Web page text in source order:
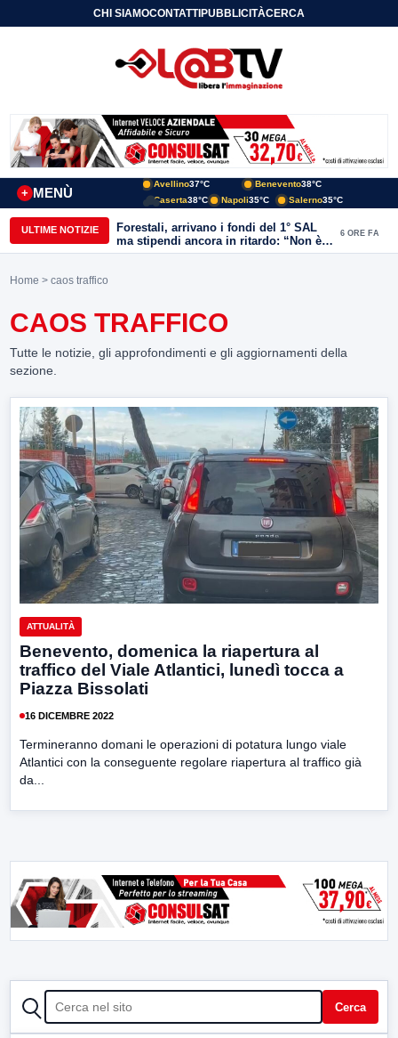
CHI SIAMOCONTATTIPUBBLICITÀCERCA
MENÙ
+
Avellino37°C Benevento38°C
Caserta38°C Napoli35°C Salerno35°C
ULTIME NOTIZIE
Forestali, arrivano i fondi del 1° SAL
ma stipendi ancora in ritardo: “Non è
più sostenibile”
6 ORE FA
Home > caos traffico
CAOS TRAFFICO
Tutte le notizie, gli approfondimenti e gli aggiornamenti della
sezione.
ATTUALITÀ
Benevento, domenica la riapertura al
traffico del Viale Atlantici, lunedì tocca a
Piazza Bissolati
16 DICEMBRE 2022
Termineranno domani le operazioni di potatura lungo viale
Atlantici con la conseguente regolare riapertura al traffico già
da...
CERCA Cerca